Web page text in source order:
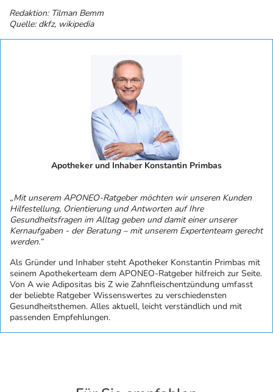
Redaktion: Tilman Bemm
Quelle: dkfz, wikipedia
Apotheker und Inhaber Konstantin Primbas
„Mit unserem APONEO-Ratgeber möchten wir unseren Kunden
Hilfestellung, Orientierung und Antworten auf Ihre
Gesundheitsfragen im Alltag geben und damit einer unserer
Kernaufgaben - der Beratung – mit unserem Expertenteam gerecht
werden.“
Als Gründer und Inhaber steht Apotheker Konstantin Primbas mit
seinem Apothekerteam dem APONEO-Ratgeber hilfreich zur Seite.
Von A wie Adipositas bis Z wie Zahnfleischentzündung umfasst
der beliebte Ratgeber Wissenswertes zu verschiedensten
Gesundheitsthemen. Alles aktuell, leicht verständlich und mit
passenden Empfehlungen.